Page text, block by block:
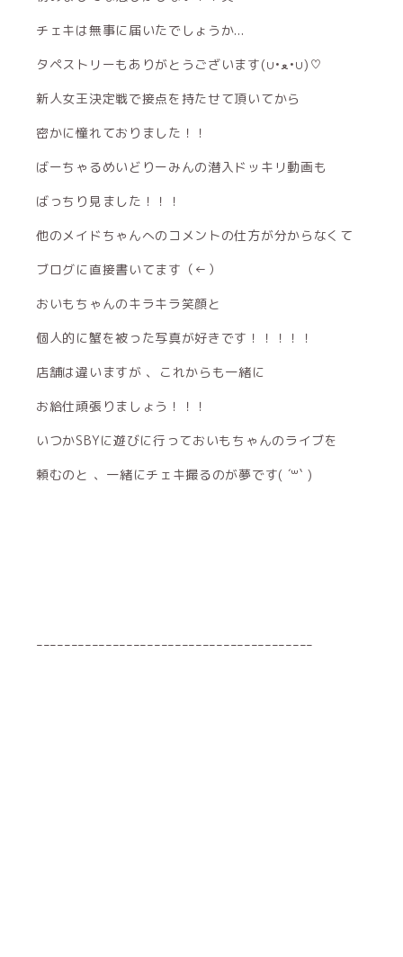
チェキは無事に届いたでしょうか...
タペストリーもありがとうございます(∪•ﻌ•∪)♡
新人女王決定戦で接点を持たせて頂いてから
密かに憧れておりました！！
ばーちゃるめいどりーみんの潜入ドッキリ動画も
ばっちり見ました！！！
他のメイドちゃんへのコメントの仕方が分からなくて
ブログに直接書いてます（←）
おいもちゃんのキラキラ笑顔と
個人的に蟹を被った写真が好きです！！！！！
店舗は違いますが 、これからも一緒に
お給仕頑張りましょう！！！
いつかSBYに遊びに行っておいもちゃんのライブを
頼むのと 、一緒にチェキ撮るのが夢です( ´꒳​` )
ｰｰｰｰｰｰｰｰｰｰｰｰｰｰｰｰｰｰｰｰｰｰｰｰｰｰｰｰｰｰｰｰｰｰｰｰｰｰｰｰ